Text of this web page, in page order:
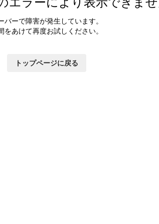
バーで障害が発生しています。
をあけて再度お試しください。
トップページに戻る